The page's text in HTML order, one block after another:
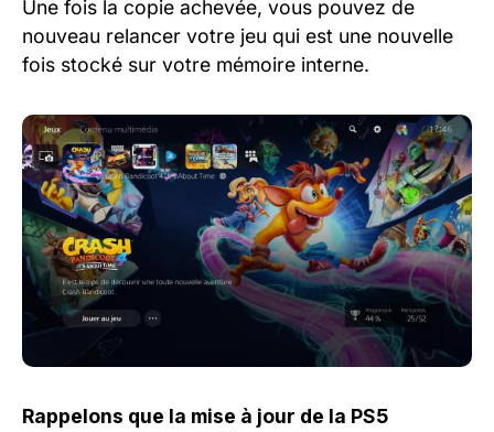
Une fois la copie achevée, vous pouvez de
nouveau relancer votre jeu qui est une nouvelle
fois stocké sur votre mémoire interne.
Rappelons que la mise à jour de la PS5